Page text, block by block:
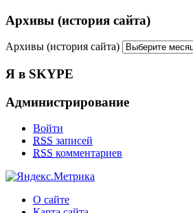
Архивы (история сайта)
Архивы (история сайта)
Я в SKYPE
Администрирование
Войти
RSS записей
RSS комментариев
О сайте